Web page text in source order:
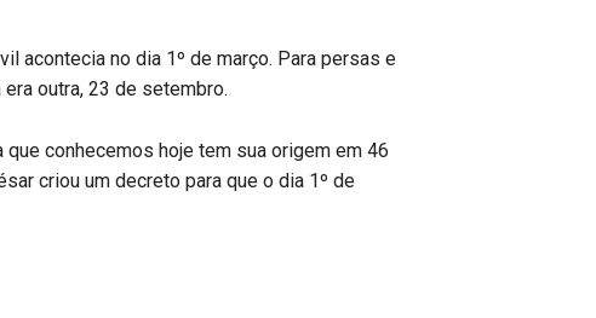
acontecia no dia 1º de março. Para persas e
outra, 23 de setembro.
conhecemos hoje tem sua origem em 46
criou um decreto para que o dia 1º de